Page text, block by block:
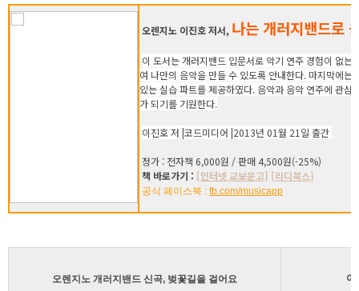
오렌지노 이진호 저서, 나는 개러지밴드로
이 도서는 개러지밴드 입문서로 악기 연주 경험이 없
여 나만의 음악을 만들 수 있도록 안내한다. 마지막에
있는 실습 파트를 제공하였다. 음악과 음악 연주에 관
가 되기를 기원한다.
이진호 저 |코드미디어 |2013년 01월 21일 출간
정가 : 전자책 6,000원 / 판매 4,500원(-25%)
책 바로가기 : [인터넷 교보문고] [리디북스]
공식 페이스북 : fb.com/musicapp
오렌지노 개러지밴드 신곡, 벚꽃길을 걸어요 아